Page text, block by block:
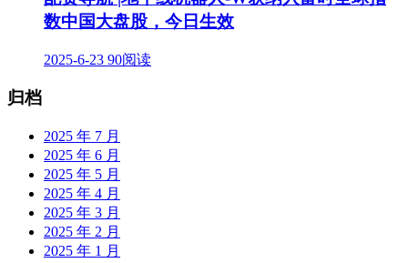
数中国大盘股，今日生效
2025-6-23 90阅读
归档
2025 年 7 月
2025 年 6 月
2025 年 5 月
2025 年 4 月
2025 年 3 月
2025 年 2 月
2025 年 1 月